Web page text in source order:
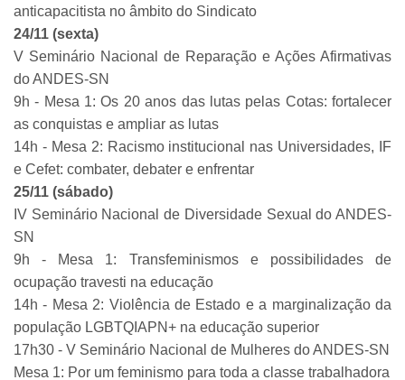
anticapacitista no âmbito do Sindicato
24/11 (sexta)
V Seminário Nacional de Reparação e Ações Afirmativas
do ANDES-SN
9h - Mesa 1: Os 20 anos das lutas pelas Cotas: fortalecer
as conquistas e ampliar as lutas
14h - Mesa 2: Racismo institucional nas Universidades, IF
e Cefet: combater, debater e enfrentar
25/11 (sábado)
IV Seminário Nacional de Diversidade Sexual do ANDES-
SN
9h - Mesa 1: Transfeminismos e possibilidades de
ocupação travesti na educação
14h - Mesa 2: Violência de Estado e a marginalização da
população LGBTQIAPN+ na educação superior
17h30 - V Seminário Nacional de Mulheres do ANDES-SN
Mesa 1: Por um feminismo para toda a classe trabalhadora